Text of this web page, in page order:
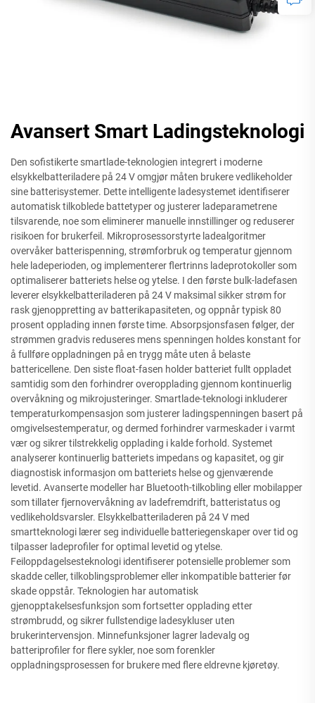
Avansert Smart Ladingsteknologi
Den sofistikerte smartlade-teknologien integrert i moderne
elsykkelbatteriladere på 24 V omgjør måten brukere vedlikeholder
sine batterisystemer. Dette intelligente ladesystemet identifiserer
automatisk tilkoblede battetyper og justerer ladeparametrene
tilsvarende, noe som eliminerer manuelle innstillinger og reduserer
risikoen for brukerfeil. Mikroprosessorstyrte ladealgoritmer
overvåker batterispenning, strømforbruk og temperatur gjennom
hele ladeperioden, og implementerer flertrinns ladeprotokoller som
optimaliserer batteriets helse og ytelse. I den første bulk-ladefasen
leverer elsykkelbatteriladeren på 24 V maksimal sikker strøm for
rask gjenoppretting av batterikapasiteten, og oppnår typisk 80
prosent opplading innen første time. Absorpsjonsfasen følger, der
strømmen gradvis reduseres mens spenningen holdes konstant for
å fullføre oppladningen på en trygg måte uten å belaste
battericellene. Den siste float-fasen holder batteriet fullt oppladet
samtidig som den forhindrer overopplading gjennom kontinuerlig
overvåkning og mikrojusteringer. Smartlade-teknologi inkluderer
temperaturkompensasjon som justerer ladingspenningen basert på
omgivelsestemperatur, og dermed forhindrer varmeskader i varmt
vær og sikrer tilstrekkelig opplading i kalde forhold. Systemet
analyserer kontinuerlig batteriets impedans og kapasitet, og gir
diagnostisk informasjon om batteriets helse og gjenværende
levetid. Avanserte modeller har Bluetooth-tilkobling eller mobilapper
som tillater fjernovervåkning av ladefremdrift, batteristatus og
vedlikeholdsvarsler. Elsykkelbatteriladeren på 24 V med
smartteknologi lærer seg individuelle batteriegenskaper over tid og
tilpasser ladeprofiler for optimal levetid og ytelse.
Feiloppdagelsesteknologi identifiserer potensielle problemer som
skadde celler, tilkoblingsproblemer eller inkompatible batterier før
skade oppstår. Teknologien har automatisk
gjenopptakelsesfunksjon som fortsetter opplading etter
strømbrudd, og sikrer fullstendige ladesykluser uten
brukerintervensjon. Minnefunksjoner lagrer ladevalg og
batteriprofiler for flere sykler, noe som forenkler
oppladningsprosessen for brukere med flere eldrevne kjøretøy.